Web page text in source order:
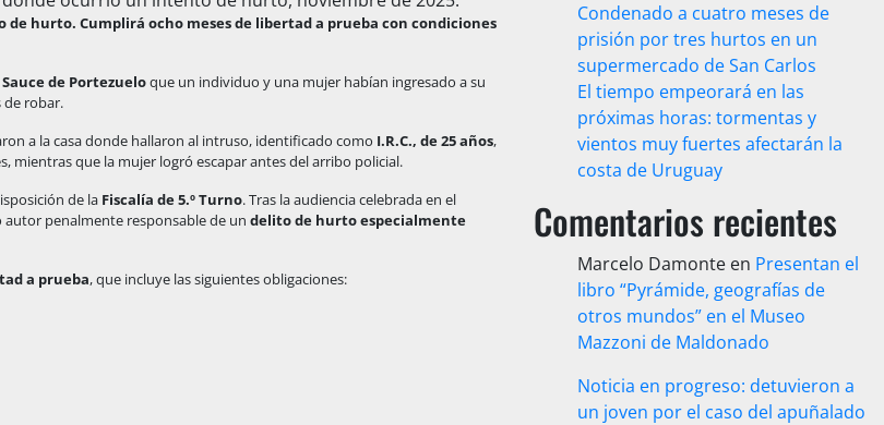
hurto. Cumplirá ocho meses de libertad a prueba con condiciones
de Portezueloque un individuo y una mujer habían ingresado a su
de robar.
a la casa donde hallaron al intruso, identificado como I.R.C., de 25 años,
mientras que la mujer logró escapar antes del arribo policial.
de la Fiscalía de 5.º Turno. Tras la audiencia celebrada en el
autor penalmente responsable de un delito de hurto especialmente
a prueba, que incluye las siguientes obligaciones:
Condenado a cuatro meses de
prisión por tres hurtos en un
supermercado de San Carlos
El tiempo empeorará en las
próximas horas: tormentas y
vientos muy fuertes afectarán la
costa de Uruguay
Comentarios recientes
Marcelo Damonte en Presentan el
libro “Pyrámide, geografías de
otros mundos” en el Museo
Mazzoni de Maldonado
Noticia en progreso: detuvieron a
un joven por el caso del apuñalado